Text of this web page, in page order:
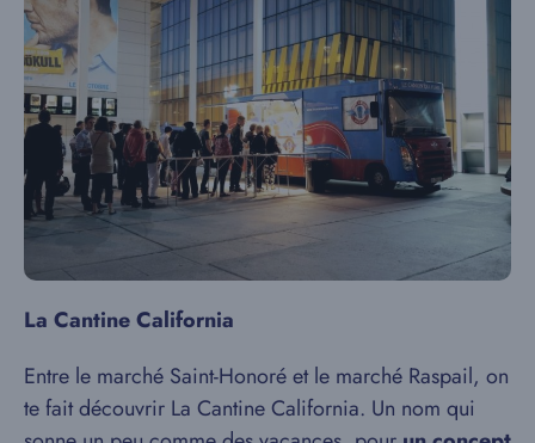
La Cantine California
Entre le marché Saint-Honoré et le marché Raspail, on
te fait découvrir La Cantine California. Un nom qui